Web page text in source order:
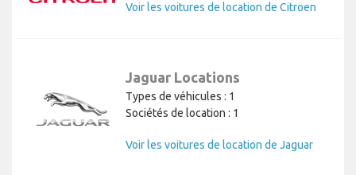
Voir les voitures de location de Citroen
Jaguar Locations
Types de véhicules : 1
Sociétés de location : 1
Voir les voitures de location de Jaguar